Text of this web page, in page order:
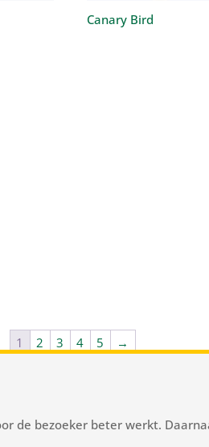
Canary Bird
1 2 3 4 5 →
de bezoeker beter werkt.